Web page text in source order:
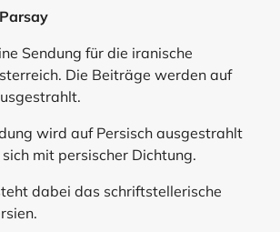
Sendung für die iranische
Die Beiträge werden auf
wird auf Persisch ausgestrahlt
mit persischer Dichtung.
dabei das schriftstellerische